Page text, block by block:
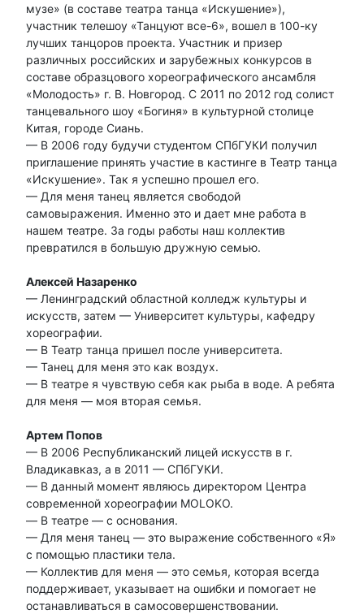
музе» (в составе театра танца «Искушение»),
участник телешоу «Танцуют все-6», вошел в 100-ку
лучших танцоров проекта. Участник и призер
различных российских и зарубежных конкурсов в
составе образцового хореографического ансамбля
«Молодость» г. В. Новгород. С 2011 по 2012 год солист
танцевального шоу «Богиня» в культурной столице
Китая, городе Сиань.
— В 2006 году будучи студентом СПбГУКИ получил
приглашение принять участие в кастинге в Театр танца
«Искушение». Так я успешно прошел его.
— Для меня танец является свободой
самовыражения. Именно это и дает мне работа в
нашем театре. За годы работы наш коллектив
превратился в большую дружную семью.
Алексей Назаренко
— Ленинградский областной колледж культуры и
искусств, затем — Университет культуры, кафедру
хореографии.
— В Театр танца пришел после университета.
— Танец для меня это как воздух.
— В театре я чувствую себя как рыба в воде. А ребята
для меня — моя вторая семья.
Артем Попов
— В 2006 Республиканский лицей искусств в г.
Владикавказ, а в 2011 — СПбГУКИ.
— В данный момент являюсь директором Центра
современной хореографии MOLOKO.
— В театре — с основания.
— Для меня танец — это выражение собственного «Я»
с помощью пластики тела.
— Коллектив для меня — это семья, которая всегда
поддерживает, указывает на ошибки и помогает не
останавливаться в самосовершенствовании.